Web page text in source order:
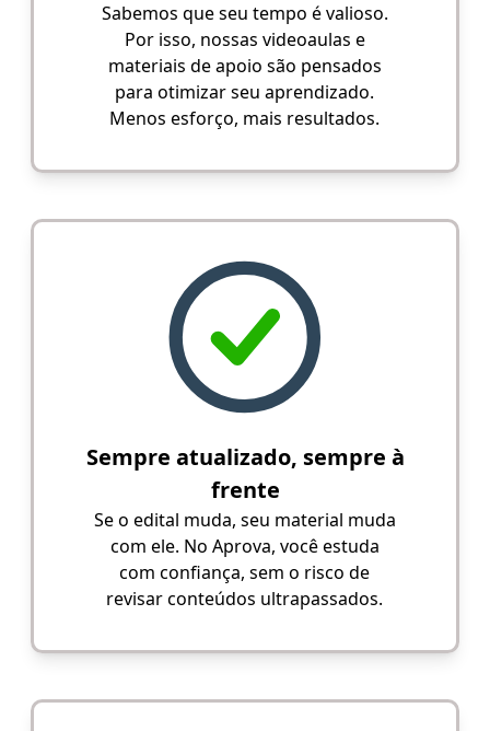
Sabemos que seu tempo é valioso.
Por isso, nossas videoaulas e
materiais de apoio são pensados
para otimizar seu aprendizado.
Menos esforço, mais resultados.
Sempre atualizado, sempre à
frente
Se o edital muda, seu material muda
com ele. No Aprova, você estuda
com confiança, sem o risco de
revisar conteúdos ultrapassados.